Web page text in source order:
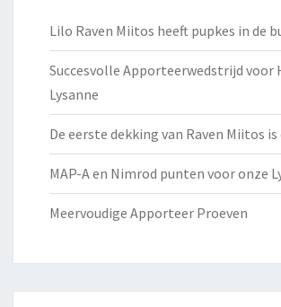
Lilo Raven Miitos heeft pupkes in de
Succesvolle Apporteerwedstrijd voor
Lysanne
De eerste dekking van Raven Miitos
MAP-A en Nimrod punten voor onze
Meervoudige Apporteer Proeven